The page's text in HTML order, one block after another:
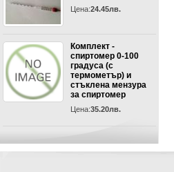
Цена:24.45лв.
Комплект -
спиртомер 0-100
градуса (с
термометър) и
стъклена мензура
за спиртомер
Цена:35.20лв.